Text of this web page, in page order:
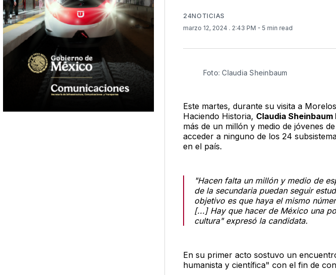
24NOTICIAS
marzo 12, 2024 . 2:43 PM - 5 min read
Foto: Claudia Sheinbaum
Este martes, durante su visita a
Haciendo Historia, Claudia Sheinbaum
más de un millón y medio de jóvenes
acceder a ninguno de los 24
en el país.
"Hacen falta un millón y medio de
de la secundaria puedan seguir
objetivo es que haya el mismo
[...] Hay que hacer de México una
cultura" expresó la candidata.
En su primer acto sostuvo un
humanista y científica" con el fin de